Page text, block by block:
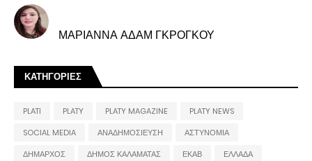
ΜΑΡΙΑΝΝΑ ΑΔΑΜ ΓΚΡΟΓΚΟΥ
ΚΑΤΗΓΟΡΙΕΣ
PLATI PLATY PLATY MAGAZINE
PLATY NEWS
SOCIAL MEDIA
ΑΝΑΔΗΜΟΣΙΕΥΣΗ
ΑΣΤΥΝΟΜΙΑ
ΔΗΜΑΡΧΟΣ
ΔΗΜΟΣ ΚΑΛΑΜΑΤΑΣ ΕΚΑΒ
ΕΛΛΑΔΑ